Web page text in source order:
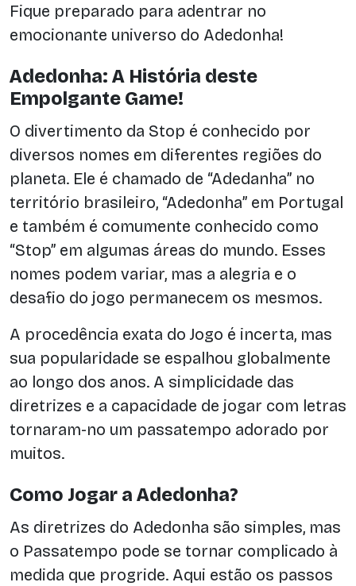
Fique preparado para adentrar no
emocionante universo do Adedonha!
Adedonha: A História deste
Empolgante Game!
O divertimento da Stop é conhecido por
diversos nomes em diferentes regiões do
planeta. Ele é chamado de “Adedanha” no
território brasileiro, “Adedonha” em Portugal
e também é comumente conhecido como
“Stop” em algumas áreas do mundo. Esses
nomes podem variar, mas a alegria e o
desafio do jogo permanecem os mesmos.
A procedência exata do Jogo é incerta, mas
sua popularidade se espalhou globalmente
ao longo dos anos. A simplicidade das
diretrizes e a capacidade de jogar com letras
tornaram-no um passatempo adorado por
muitos.
Como Jogar a Adedonha?
As diretrizes do Adedonha são simples, mas
o Passatempo pode se tornar complicado à
medida que progride. Aqui estão os passos